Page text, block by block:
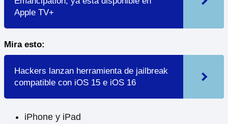
Apple TV+
Mira esto:
Hackers lanzan herramienta de jailbreak
compatible con iOS 15 e iOS 16
iPhone y iPad